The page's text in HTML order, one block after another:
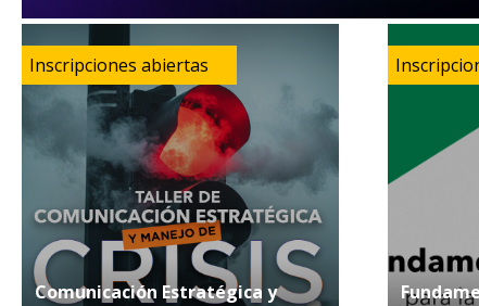
Comunicación Estratégica y